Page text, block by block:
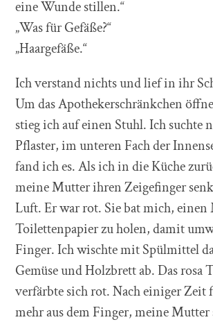
eine Wunde stillen.“
„Was für Gefäße?“
„Haargefäße.“
Ich verstand nichts und lief in ihr
Um das Apothekerschränkchen
stieg ich auf einen Stuhl. Ich suchte
Pflaster, im unteren Fach der
fand ich es. Als ich in die Küche
meine Mutter ihren Zeigefinger
Luft. Er war rot. Sie bat mich, einen
Toilettenpapier zu holen, damit
Finger. Ich wischte mit Spülmittel
Gemüse und Holzbrett ab. Das rosa
verfärbte sich rot. Nach einiger Zeit
mehr aus dem Finger, meine